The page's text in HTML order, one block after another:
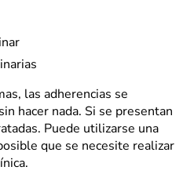
las adherencias se
hacer nada. Si se presentan
Puede utilizarse una
que se necesite realizar